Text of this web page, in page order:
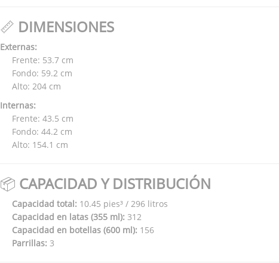
📏 DIMENSIONES
Externas:
Frente: 53.7 cm
Fondo: 59.2 cm
Alto: 204 cm
Internas:
Frente: 43.5 cm
Fondo: 44.2 cm
Alto: 154.1 cm
📦 CAPACIDAD Y DISTRIBUCIÓN
Capacidad total: 10.45 pies³ / 296 litros
Capacidad en latas (355 ml): 312
Capacidad en botellas (600 ml): 156
Parrillas: 3